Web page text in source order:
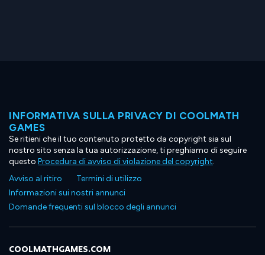
INFORMATIVA SULLA PRIVACY DI COOLMATH
GAMES
Se ritieni che il tuo contenuto protetto da copyright sia sul
nostro sito senza la tua autorizzazione, ti preghiamo di seguire
questo Procedura di avviso di violazione del copyright.
Avviso al ritiro
Termini di utilizzo
Informazioni sui nostri annunci
Domande frequenti sul blocco degli annunci
COOLMATHGAMES.COM